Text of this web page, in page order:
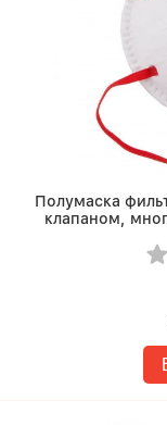
Полумаска
клапаном,